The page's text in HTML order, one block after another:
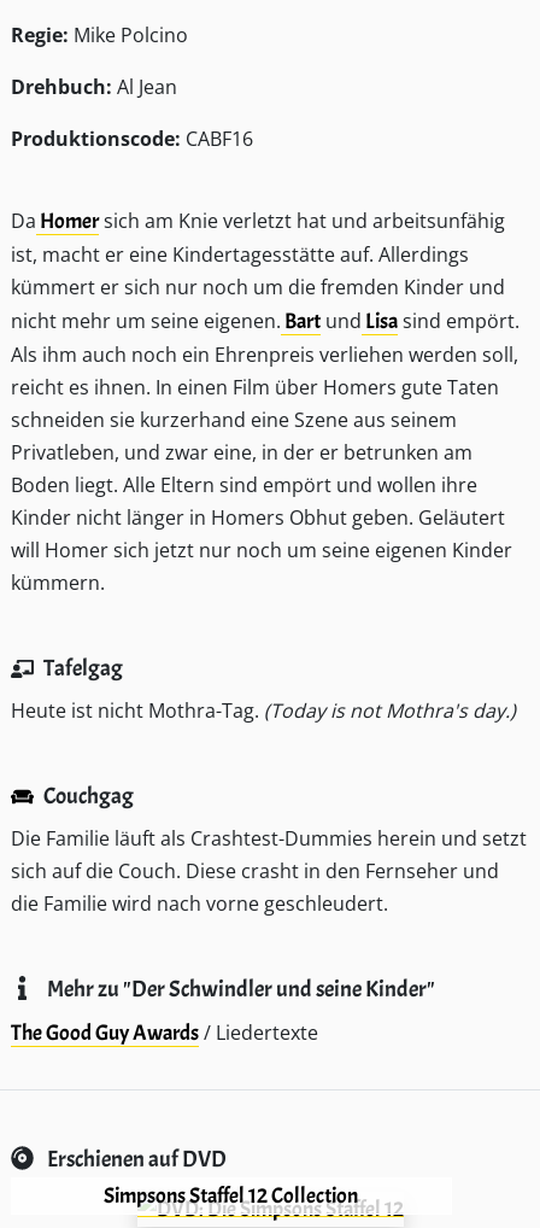
Regie: Mike Polcino
Drehbuch: Al Jean
Produktionscode: CABF16
Da Homersich am Knie verletzt hat und arbeitsunfähig
ist, macht er eine Kindertagesstätte auf. Allerdings
kümmert er sich nur noch um die fremden Kinder und
nicht mehr um seine eigenen. Bart und Lisasind empört.
Als ihm auch noch ein Ehrenpreis verliehen werden soll,
reicht es ihnen. In einen Film über Homers gute Taten
schneiden sie kurzerhand eine Szene aus seinem
Privatleben, und zwar eine, in der er betrunken am
Boden liegt. Alle Eltern sind empört und wollen ihre
Kinder nicht länger in Homers Obhut geben. Geläutert
will Homer sich jetzt nur noch um seine eigenen Kinder
kümmern.
Tafelgag
Heute ist nicht Mothra-Tag. (Today is not Mothra's day.)
Couchgag
Die Familie läuft als Crashtest-Dummies herein und setzt
sich auf die Couch. Diese crasht in den Fernseher und
die Familie wird nach vorne geschleudert.
Mehr zu "Der Schwindler und seine Kinder"
The Good Guy Awards/ Liedertexte
Erschienen auf DVD
Simpsons Staffel 12 Collection